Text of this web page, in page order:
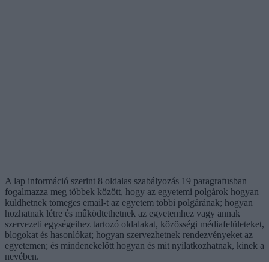
A lap információ szerint 8 oldalas szabályozás 19 paragrafusban
fogalmazza meg többek között, hogy az egyetemi polgárok hogyan
küldhetnek tömeges email-t az egyetem többi polgárának; hogyan
hozhatnak létre és működtethetnek az egyetemhez vagy annak
szervezeti egységeihez tartozó oldalakat, közösségi médiafelületeket,
blogokat és hasonlókat; hogyan szervezhetnek rendezvényeket az
egyetemen; és mindenekelőtt hogyan és mit nyilatkozhatnak, kinek a
nevében.